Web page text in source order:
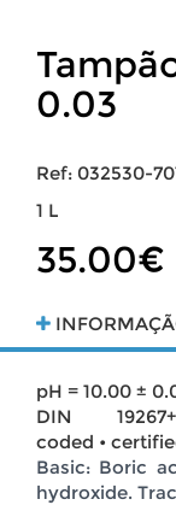
0.03
Ref: 032530-
1 L
35.00€
pH = 10.00 ±
DIN
coded •
Basic: Boric
hydroxide.